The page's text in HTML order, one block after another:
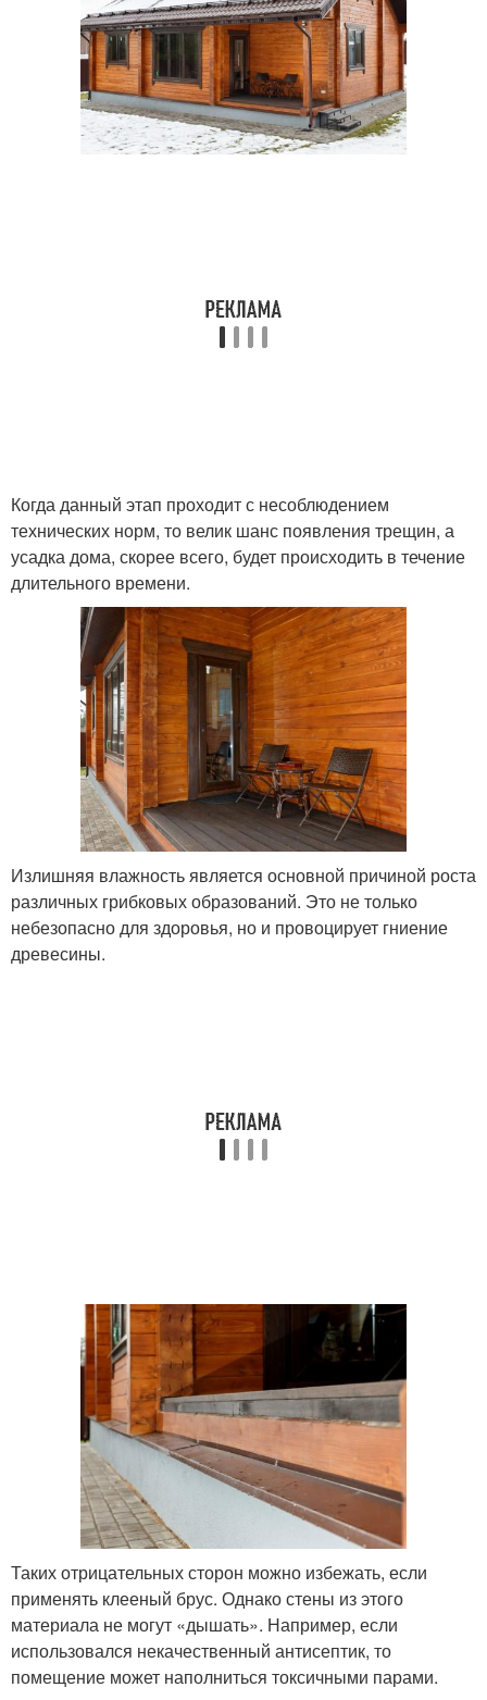
Когда данный этап проходит с несоблюдением
технических норм, то велик шанс появления трещин, а
усадка дома, скорее всего, будет происходить в течение
длительного времени.
Излишняя влажность является основной причиной роста
различных грибковых образований. Это не только
небезопасно для здоровья, но и провоцирует гниение
древесины.
Таких отрицательных сторон можно избежать, если
применять клееный брус. Однако стены из этого
материала не могут «дышать». Например, если
использовался некачественный антисептик, то
помещение может наполниться токсичными парами.